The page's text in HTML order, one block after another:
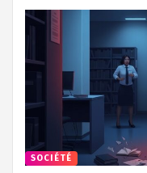
SOCIÉTÉ